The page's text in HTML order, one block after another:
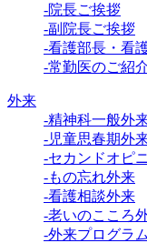
-院長ご挨拶
-副院長ご挨拶
-看護部長・看
-常勤医のご紹
外来
-精神科一般外
-児童思春期外
-セカンドオピ
-もの忘れ外来
-看護相談外来
-老いのこころ
-外来プログラム